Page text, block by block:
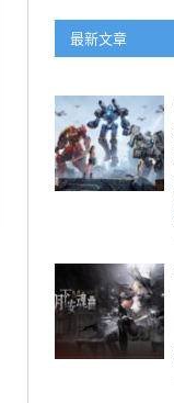
最新文章